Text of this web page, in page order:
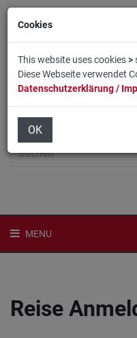
Home
MENU
Reise
Cookies
This website uses cookies>
Diese Webseite verwendet
Datenschutzerklärung /
OK